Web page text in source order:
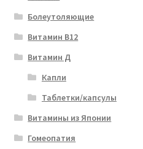
Болеутоляющие
Витамин B12
Витамин Д
Капли
Таблетки/капсулы
Витамины из Японии
Гомеопатия